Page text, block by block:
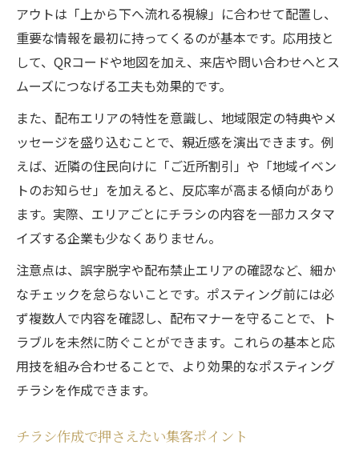
アウトは「上から下へ流れる視線」に合わせて配置し、
重要な情報を最初に持ってくるのが基本です。応用技と
して、QRコードや地図を加え、来店や問い合わせへとス
ムーズにつなげる工夫も効果的です。
また、配布エリアの特性を意識し、地域限定の特典やメ
ッセージを盛り込むことで、親近感を演出できます。例
えば、近隣の住民向けに「ご近所割引」や「地域イベン
トのお知らせ」を加えると、反応率が高まる傾向があり
ます。実際、エリアごとにチラシの内容を一部カスタマ
イズする企業も少なくありません。
注意点は、誤字脱字や配布禁止エリアの確認など、細か
なチェックを怠らないことです。ポスティング前には必
ず複数人で内容を確認し、配布マナーを守ることで、ト
ラブルを未然に防ぐことができます。これらの基本と応
用技を組み合わせることで、より効果的なポスティング
チラシを作成できます。
チラシ作成で押さえたい集客ポイント